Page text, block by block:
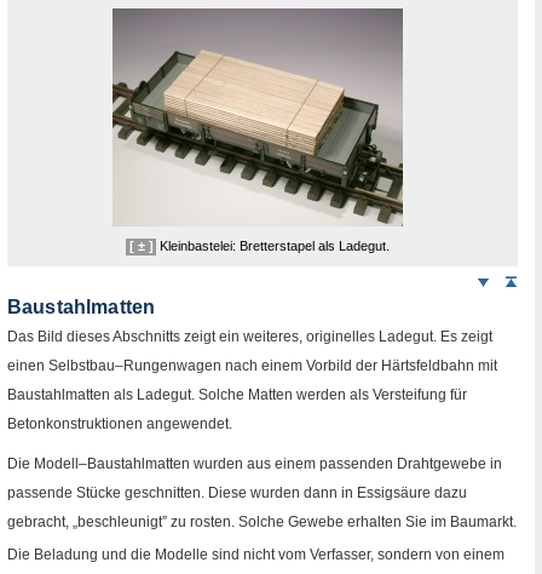
[ ± ] Kleinbastelei: Bretterstapel als Ladegut.
Weiter
Baustahlmatten
Das Bild dieses Abschnitts zeigt ein weiteres, originelles Ladegut. Es zeigt
einen Selbstbau–Rungenwagen nach einem Vorbild der Härtsfeldbahn mit
Baustahlmatten als Ladegut. Solche Matten werden als Versteifung für
Betonkonstruktionen angewendet.
Die Modell–Baustahlmatten wurden aus einem passenden Drahtgewebe in
passende Stücke geschnitten. Diese wurden dann in Essigsäure dazu
gebracht, „beschleunigt” zu rosten. Solche Gewebe erhalten Sie im Baumarkt.
Die Beladung und die Modelle sind nicht vom Verfasser, sondern von einem